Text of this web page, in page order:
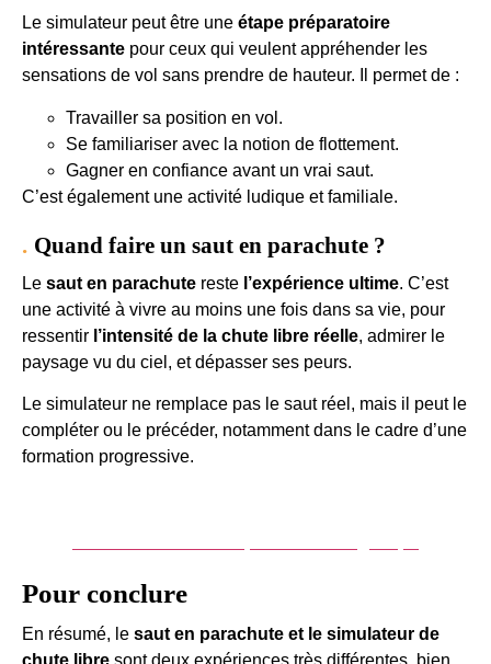
Le simulateur peut être une étape préparatoire
intéressante pour ceux qui veulent appréhender les
sensations de vol sans prendre de hauteur. Il permet de :
Travailler sa position en vol.
Se familiariser avec la notion de flottement.
Gagner en confiance avant un vrai saut.
C’est également une activité ludique et familiale.
Quand faire un saut en parachute ?
Le saut en parachute reste l’expérience ultime. C’est
une activité à vivre au moins une fois dans sa vie, pour
ressentir l’intensité de la chute libre réelle, admirer le
paysage vu du ciel, et dépasser ses peurs.
Le simulateur ne remplace pas le saut réel, mais il peut le
compléter ou le précéder, notamment dans le cadre d’une
formation progressive.
Pour conclure
En résumé, le saut en parachute et le simulateur de